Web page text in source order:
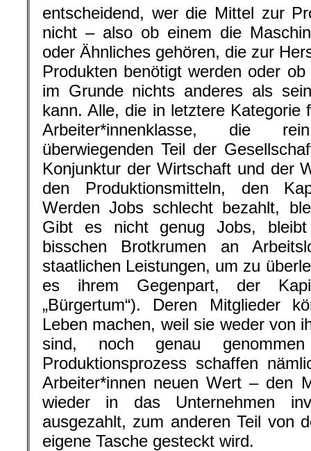
entscheidend, wer die Mittel zur
nicht – also ob einem die
oder Ähnliches gehören, die zur
Produkten benötigt werden oder
im Grunde nichts anderes als
kann. Alle, die in letztere Kategorie
Arbeiter*innenklasse, die
überwiegenden Teil der
Konjunktur der Wirtschaft und der
den Produktionsmitteln, den
Werden Jobs schlecht bezahlt,
Gibt es nicht genug Jobs,
bisschen Brotkrumen an
staatlichen Leistungen, um zu
es ihrem Gegenpart, der
„Bürgertum“). Deren Mitglieder
Leben machen, weil sie weder von
sind, noch genau
Produktionsprozess schaffen
Arbeiter*innen neuen Wert – den
wieder in das Unternehmen
ausgezahlt, zum anderen Teil von
eigene Tasche gesteckt wird.